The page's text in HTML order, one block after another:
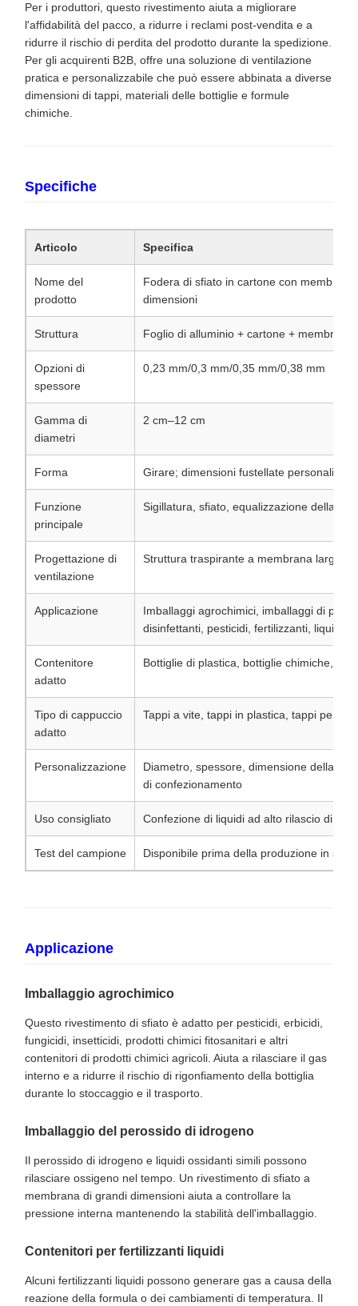
Per i produttori, questo rivestimento aiuta a migliorare
l'affidabilità del pacco, a ridurre i reclami post-vendita e a
ridurre il rischio di perdita del prodotto durante la spedizione.
Per gli acquirenti B2B, offre una soluzione di ventilazione
pratica e personalizzabile che può essere abbinata a diverse
dimensioni di tappi, materiali delle bottiglie e formule
chimiche.
Specifiche
Articolo Specifica
Nome del
prodotto
Fodera di sfiato in cartone con
dimensioni
Struttura Foglio di alluminio + cartone +
Opzioni di
spessore
0,23 mm/0,3 mm/0,35 mm/0,38 mm
Gamma di
diametri
2 cm–12 cm
Forma Girare; dimensioni fustellate
Funzione
principale
Sigillatura, sfiato, equalizzazione della
Progettazione di
ventilazione
Struttura traspirante a membrana larga
Applicazione
Imballaggi agrochimici, imballaggi di
disinfettanti, pesticidi, fertilizzanti, liquidi
Contenitore
adatto
Bottiglie di plastica, bottiglie chimiche,
Tipo di cappuccio
adatto
Tappi a vite, tappi in plastica, tappi per
Personalizzazione
Diametro, spessore, dimensione della
di confezionamento
Uso consigliato Confezione di liquidi ad alto rilascio di gas
Test del campione Disponibile prima della produzione in serie
Applicazione
Imballaggio agrochimico
Questo rivestimento di sfiato è adatto per pesticidi, erbicidi,
fungicidi, insetticidi, prodotti chimici fitosanitari e altri
contenitori di prodotti chimici agricoli. Aiuta a rilasciare il gas
interno e a ridurre il rischio di rigonfiamento della bottiglia
durante lo stoccaggio e il trasporto.
Imballaggio del perossido di idrogeno
Il perossido di idrogeno e liquidi ossidanti simili possono
rilasciare ossigeno nel tempo. Un rivestimento di sfiato a
membrana di grandi dimensioni aiuta a controllare la
pressione interna mantenendo la stabilità dell'imballaggio.
Contenitori per fertilizzanti liquidi
Alcuni fertilizzanti liquidi possono generare gas a causa della
reazione della formula o dei cambiamenti di temperatura. Il